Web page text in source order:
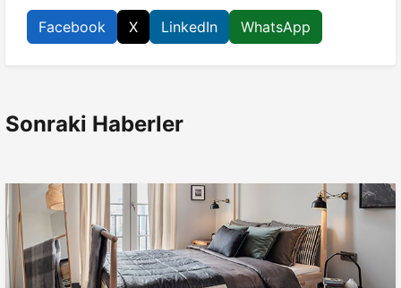
Facebook X LinkedIn WhatsApp
Sonraki Haberler